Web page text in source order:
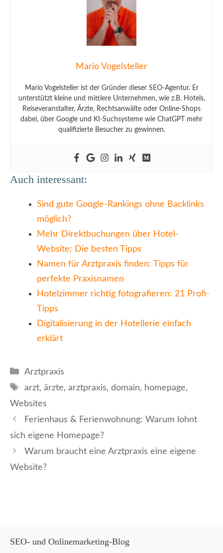
Mario Vogelsteller
Mario Vogelsteller ist der Gründer dieser SEO-Agentur. Er
unterstützt kleine und mittlere Unternehmen, wie z.B. Hotels,
Reiseveranstalter, Ärzte, Rechtsanwälte oder Online-Shops
dabei, über Google und KI-Suchsysteme wie ChatGPT mehr
qualifizierte Besucher zu gewinnen.
Auch interessant:
Sind gute Google-Rankings ohne Backlinks
möglich?
Mehr Direktbuchungen über Hotel-
Website: Die besten Tipps
Namen für Arztpraxis finden: Tipps für
perfekte Praxisnamen
Hotelzimmer richtig fotografieren: 21 Profi-
Tipps
Digitalisierung in der Hotellerie einfach
erklärt
Kategorien
Arztpraxis
Schlagwörter
arzt, ärzte, arztpraxis, domain, homepage,
Websites
Ferienhaus & Ferienwohnung: Warum lohnt
sich eigene Homepage?
Warum braucht eine Arztpraxis eine eigene
Website?
SEO- und Onlinemarketing-Blog